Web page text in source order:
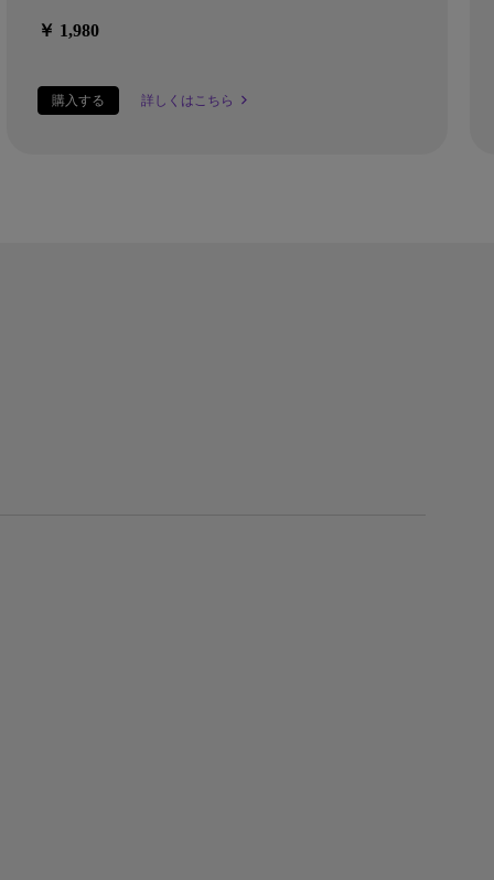
￥ 1,980
購入する 詳しくはこちら